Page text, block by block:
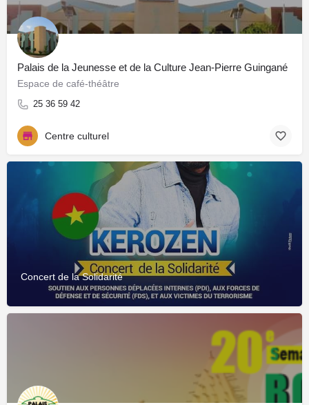
Palais de la Jeunesse et de la Culture Jean-Pierre Guingané
Espace de café-théâtre
25 36 59 42
Centre culturel
Concert de la Solidarité